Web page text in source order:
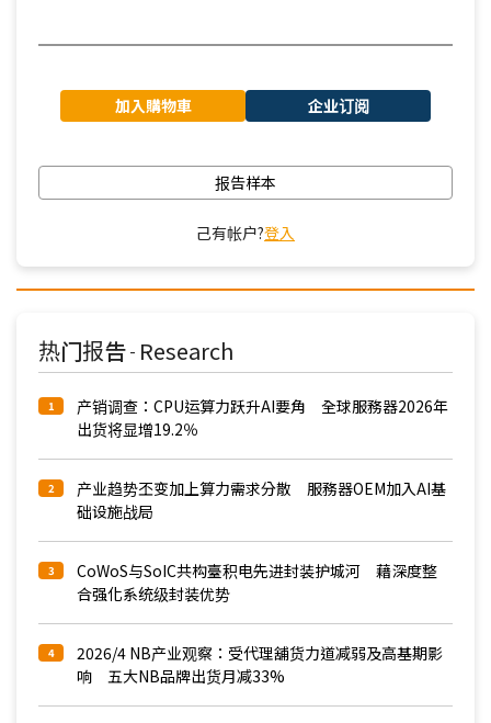
加入購物車 企业订阅
报告样本
己有帐户?登入
热门报告 - Research
1
产销调查：CPU运算力跃升AI要角 全球服務器2026年
出货将显增19.2％
2
产业趋势丕变加上算力需求分散 服務器OEM加入AI基
础设施战局
3
CoWoS与SoIC共构臺积电先进封装护城河 藉深度整
合强化系统级封装优势
4
2026/4 NB产业观察：受代理舖货力道减弱及高基期影
响 五大NB品牌出货月减33%